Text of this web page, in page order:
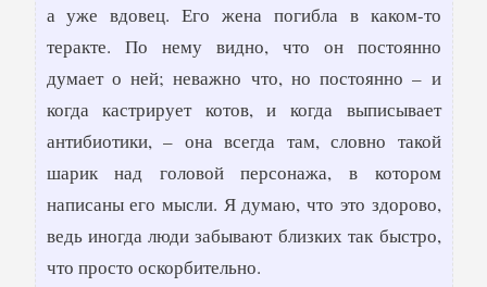
а уже вдовец. Его жена погибла в каком-то
теракте. По нему видно, что он постоянно
думает о ней; неважно что, но постоянно – и
когда кастрирует котов, и когда выписывает
антибиотики, – она всегда там, словно такой
шарик над головой персонажа, в котором
написаны его мысли. Я думаю, что это здорово,
ведь иногда люди забывают близких так быстро,
что просто оскорбительно.